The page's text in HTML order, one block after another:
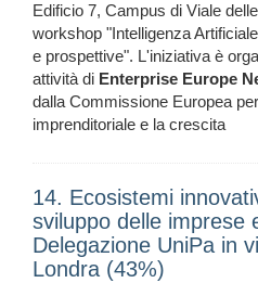
Edificio 7, Campus di Viale
workshop "Intelligenza
e prospettive". L'iniziativa è
attività di Enterprise Europe
dalla Commissione Europea
imprenditoriale e la crescita
14. Ecosistemi
sviluppo delle imprese
Delegazione UniPa in
Londra (43%)